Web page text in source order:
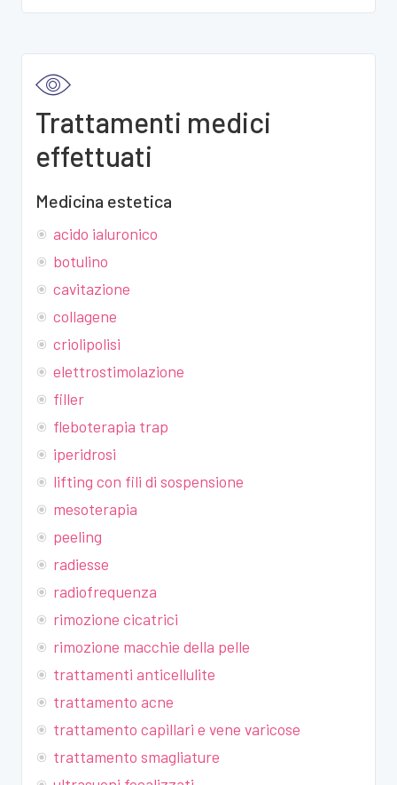
Trattamenti medici
effettuati
Medicina estetica
acido ialuronico
botulino
cavitazione
collagene
criolipolisi
elettrostimolazione
filler
fleboterapia trap
iperidrosi
lifting con fili di sospensione
mesoterapia
peeling
radiesse
radiofrequenza
rimozione cicatrici
rimozione macchie della pelle
trattamenti anticellulite
trattamento acne
trattamento capillari e vene varicose
trattamento smagliature